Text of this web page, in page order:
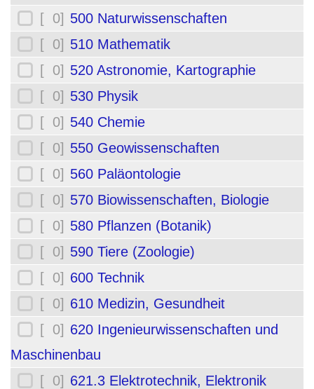
[ 0] 500 Naturwissenschaften
[ 0] 510 Mathematik
[ 0] 520 Astronomie, Kartographie
[ 0] 530 Physik
[ 0] 540 Chemie
[ 0] 550 Geowissenschaften
[ 0] 560 Paläontologie
[ 0] 570 Biowissenschaften, Biologie
[ 0] 580 Pflanzen (Botanik)
[ 0] 590 Tiere (Zoologie)
[ 0] 600 Technik
[ 0] 610 Medizin, Gesundheit
[ 0] 620 Ingenieurwissenschaften und
Maschinenbau
[ 0] 621.3 Elektrotechnik, Elektronik